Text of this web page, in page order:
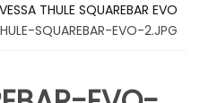
THULE SQUAREBAR EVO
SQUAREBAR-EVO-2.JPG